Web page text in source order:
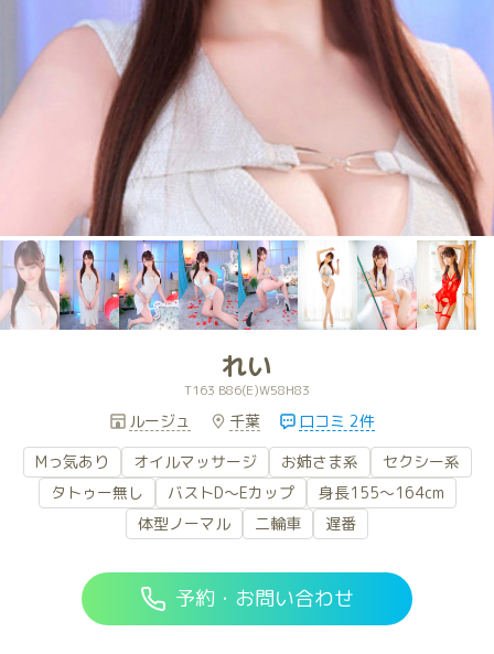
れい
T163 B86(E)W58H83
ルージュ 千葉 口コミ 2件
Mっ気あり オイルマッサージ お姉さま系
セクシー系
タトゥー無し
バストD～Eカップ
身長155～164cm
体型ノーマル
二輪車 遅番
予約・お問い合わせ